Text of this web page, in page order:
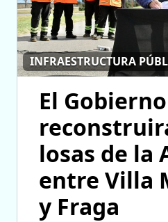
INFRAESTRUCTURA
El Gobierno
losas de la
entre Villa
y Fraga